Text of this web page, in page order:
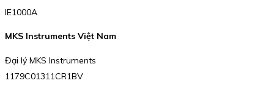
IE1000A
MKS Instruments Việt Nam
Đại lý MKS Instruments
1179C01311CR1BV